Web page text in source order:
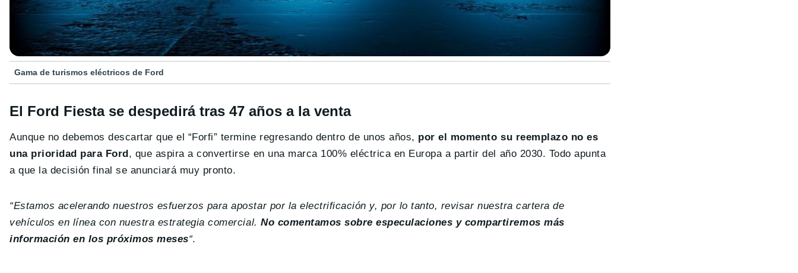
Gama de turismos eléctricos de Ford
El Ford Fiesta se despedirá tras 47 años a la venta
Aunque no debemos descartar que el “Forfi” termine regresando dentro de unos años, por el momento su reemplazo no es
una prioridad para Ford, que aspira a convertirse en una marca 100% eléctrica en Europa a partir del año 2030. Todo apunta
a que la decisión final se anunciará muy pronto.
“Estamos acelerando nuestros esfuerzos para apostar por la electrificación y, por lo tanto, revisar nuestra cartera de
vehículos en línea con nuestra estrategia comercial.No comentamos sobre especulaciones y compartiremos más
información en los próximos meses“.